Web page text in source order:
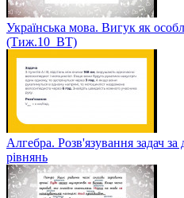
Українська мова. Вигук як
(Тиж.10_ВТ)
Алгебра. Розв'язування задач
рівнянь